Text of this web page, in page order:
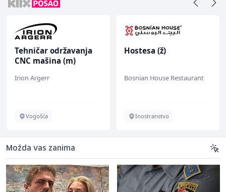
Tehničar održavanja
CNC mašina (m)
Irion Argerr
Vogošća
Hostesa (ž)
Bosnian House Restaurant
Inostranstvo
Možda vas zanima